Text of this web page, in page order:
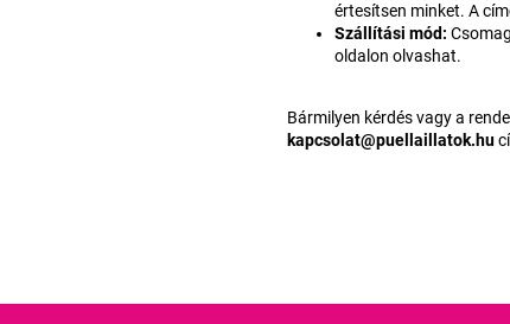
értesítsen minket. A
Szállítási mód:
oldalon olvashat.
Bármilyen kérdés vagy a
kapcsolat@puellaillatok.hu